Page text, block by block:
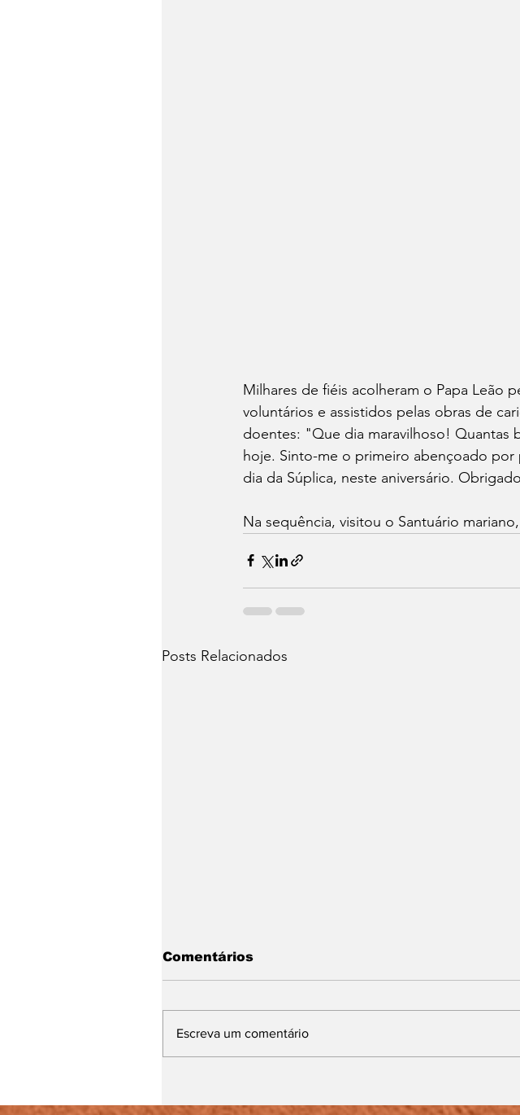
Milhares de fiéis acolheram o Papa Leão
voluntários e assistidos pelas obras de
doentes: "Que dia maravilhoso! Quantas
hoje. Sinto-me o primeiro abençoado por
dia da Súplica, neste aniversário.
Na sequência, visitou o Santuário
Posts Relacionados
Comentários
Escreva um comentário